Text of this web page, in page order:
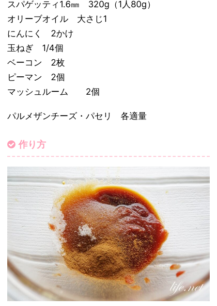
スパゲッティ1.6㎜ 320g（1人80g）
オリーブオイル 大さじ1
にんにく 2かけ
玉ねぎ 1/4個
ベーコン 2枚
ピーマン 2個
マッシュルーム 2個
パルメザンチーズ・パセリ 各適量
作り方